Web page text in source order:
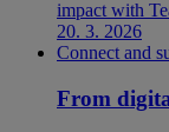
impact with
20. 3. 2026
Connect and
From